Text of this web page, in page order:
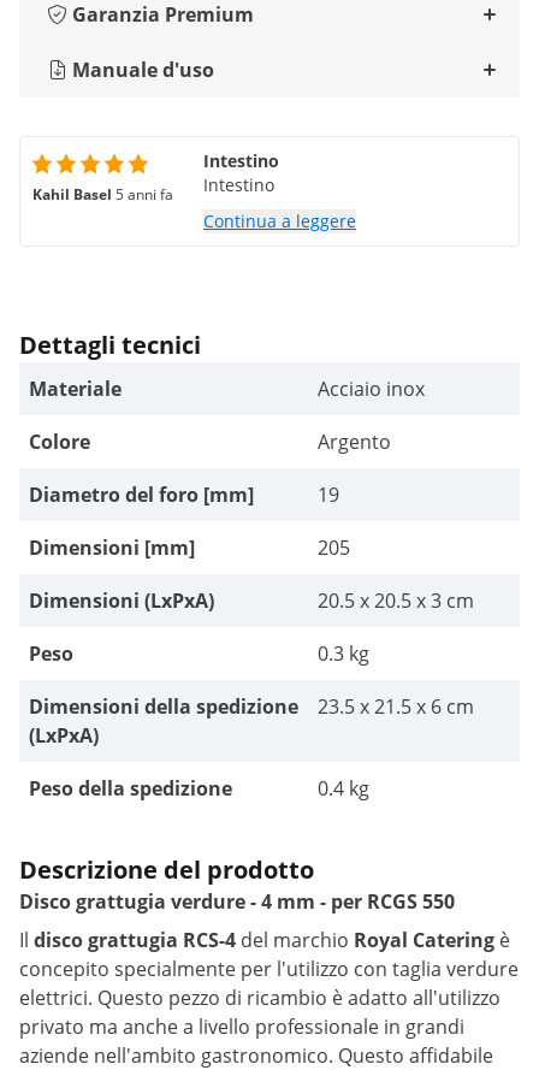
Garanzia Premium
Manuale d'uso
Kahil Basel 5 anni fa
Intestino
Intestino
Continua a leggere
Dettagli tecnici
Materiale
Acciaio inox
Colore
Argento
Diametro del foro [mm]
19
Dimensioni [mm]
205
Dimensioni (LxPxA)
20.5 x 20.5 x 3 cm
Peso
0.3 kg
Dimensioni della spedizione
(LxPxA)
23.5 x 21.5 x 6 cm
Peso della spedizione 0.4 kg
Descrizione del prodotto
Disco grattugia verdure - 4 mm - per RCGS 550
Il disco grattugia RCS-4 del marchio Royal Catering è
concepito specialmente per l'utilizzo con taglia verdure
elettrici. Questo pezzo di ricambio è adatto all'utilizzo
privato ma anche a livello professionale in grandi
aziende nell'ambito gastronomico. Questo affidabile